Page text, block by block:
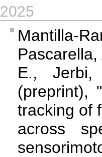
2025
Mantilla-
E.,
(preprint),
tracking of
across